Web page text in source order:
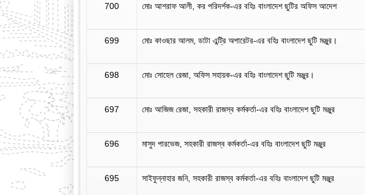
700 মোঃ আশরাফ আলী, কর পরিদর্শক-এর বহিঃ বাংলাদেশ ছুটির অফিস আদেশ
699 মোঃ কাওছার আলম, ডাটা এন্ট্রি অপারেটর-এর বহিঃ বাংলাদেশ ছুটি মঞ্জুর।
698 মোঃ সোহেল রেজা, অফিস সহায়ক-এর বহিঃ বাংলাদেশ ছুটি মঞ্জুর।
697 মোঃ আজিজ রেজা, সহকারী রাজস্ব কর্মকর্তা-এর বহিঃ বাংলাদেশ ছুটি মঞ্জুর
696 মাসুদ পারভেজ, সহকারী রাজস্ব কর্মকর্তা-এর বহিঃ বাংলাদেশ ছুটি মঞ্জুর
695 সাইফুন্নাহার জনি, সহকারী রাজস্ব কর্মকর্তা-এর বহিঃ বাংলাদেশ ছুটি মঞ্জুর